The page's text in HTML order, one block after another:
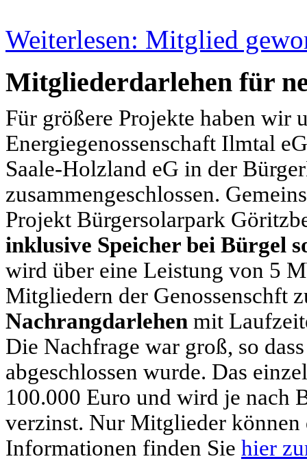
Weiterlesen: Mitglied
Mitgliederdarlehen für
Für größere Projekte haben wir
Energiegenossenschaft Ilmtal
Saale-Holzland eG in der
zusammengeschlossen.
Projekt Bürgersolarpark
inklusive Speicher bei Bürgel
wird über eine Leistung von 5
Mitgliedern der Genossenschft
Nachrangdarlehen mit
Die Nachfrage war groß, so
abgeschlossen wurde. Das
100.000 Euro und wird je nach
verzinst. Nur Mitglieder können
Informationen finden Sie hier